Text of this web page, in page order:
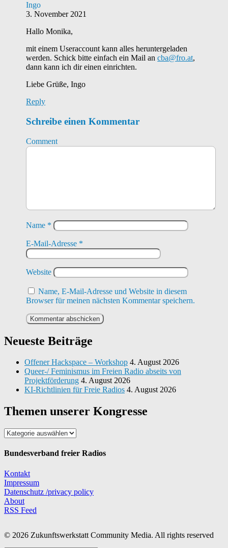
Ingo
3. November 2021
Hallo Monika,
mit einem Useraccount kann alles heruntergeladen
werden. Schick bitte einfach ein Mail ancba@fro.at,
dann kann ich dir einen einrichten.
Liebe Grüße, Ingo
Reply
Schreibe einen Kommentar
Comment
Name *
E-Mail-Adresse *
Website
Name, E-Mail-Adresse und Website in diesem
Browser für meinen nächsten Kommentar speichern.
Neueste Beiträge
Offener Hackspace – Workshop 4. August 2026
Queer-/ Feminismus im Freien Radio abseits von
Projektförderung 4. August 2026
KI-Richtlinien für Freie Radios 4. August 2026
Themen unserer Kongresse
Themen
Kongresse
Bundesverband freier Radios
Kontakt
Impressum
Datenschutz /privacy policy
About
RSS Feed
© 2026 Zukunftswerkstatt Community Media. All rights reserved